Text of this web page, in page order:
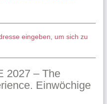
eingeben, um sich zu
2027 – The
Einwöchige